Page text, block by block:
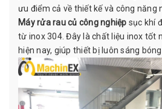
ưu điểm cả về thiết kế và công năng
Máy rửa rau củ công nghiệp sục khí
từ inox 304. Đây là chất liệu inox tốt
hiện nay, giúp thiết bị luôn sáng